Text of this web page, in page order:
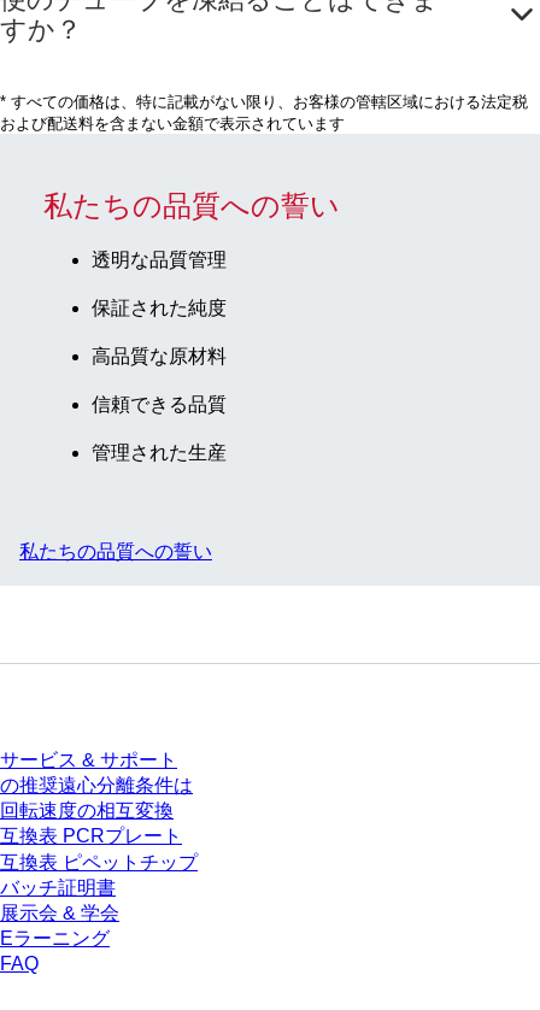
すか？
* すべての価格は、特に記載がない限り、お客様の管轄区域における法定税
および配送料を含まない金額で表示されています
私たちの品質への誓い
透明な品質管理
保証された純度
高品質な原材料
信頼できる品質
管理された生産
私たちの品質への誓い
サービス & サポート
の推奨遠心分離条件は
回転速度の相互変換
互換表 PCRプレート
互換表 ピペットチップ
バッチ証明書
展示会 & 学会
Eラーニング
FAQ